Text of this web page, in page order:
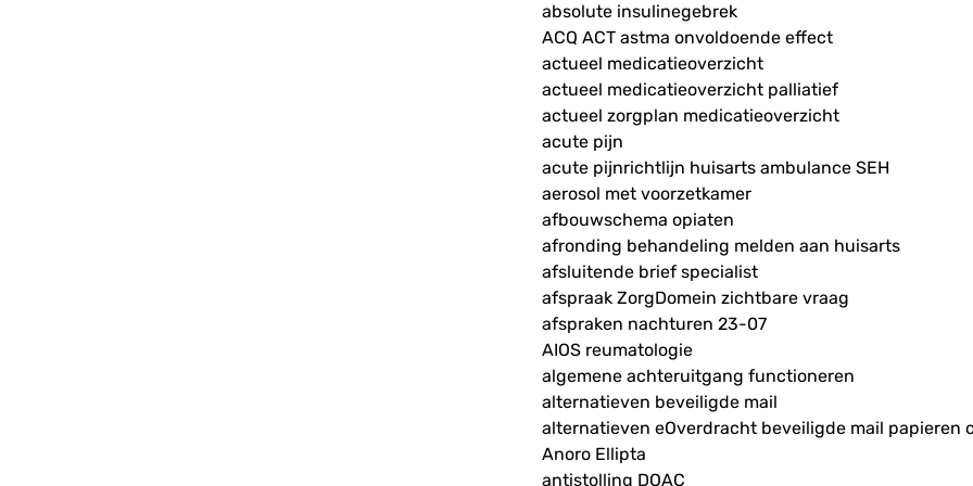
absolute insulinegebrek
ACQ ACT astma onvoldoende effect
actueel medicatieoverzicht
actueel medicatieoverzicht palliatief
actueel zorgplan medicatieoverzicht
acute pijn
acute pijnrichtlijn huisarts ambulance SEH
aerosol met voorzetkamer
afbouwschema opiaten
afronding behandeling melden aan huisarts
afsluitende brief specialist
afspraak ZorgDomein zichtbare vraag
afspraken nachturen 23-07
AIOS reumatologie
algemene achteruitgang functioneren
alternatieven beveiligde mail
alternatieven eOverdracht beveiligde mail papieren
Anoro Ellipta
antistolling DOAC